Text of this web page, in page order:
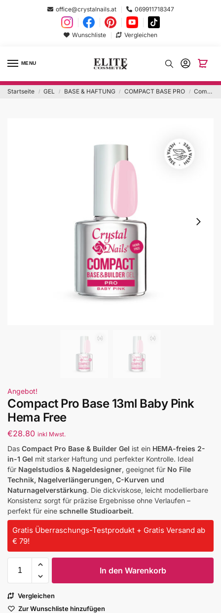
office@crystalnails.at 069911718347
Wunschliste Vergleichen
MENU
Startseite / GEL / BASE & HAFTUNG / COMPACT BASE PRO / Compact Pro Base 13ml Baby Pink Hema Free
Angebot!
Compact Pro Base 13ml Baby Pink
Hema Free
€28.80 inkl Mwst.
Das Compact Pro Base & Builder Gel ist ein HEMA-freies 2-
in-1 Gel mit starker Haftung und perfekter Kontrolle. Ideal
für Nagelstudios & Nageldesigner, geeignet für No File
Technik, Nagelverlängerungen, C-Kurven und
Naturnagelverstärkung. Die dickviskose, leicht modellierbare
Konsistenz sorgt für präzise Ergebnisse ohne Verlaufen –
perfekt für eine schnelle Studioarbeit.
Gratis Überraschungs-Testprodukt + Gratis Versand ab
€ 79!
In den Warenkorb
Vergleichen
Zur Wunschliste hinzufügen